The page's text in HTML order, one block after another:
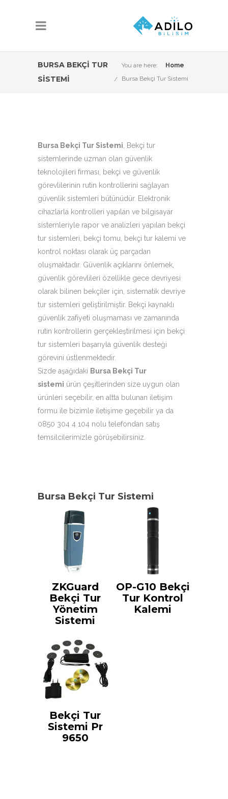
BURSA BEKÇI TUR
SISTEMI
You are here:
Home
Bursa Bekçi Tur Sistemi
Bursa Bekçi Tur Sistemi , Bekçi tur
sistemlerinde uzman olan güvenlik
teknolojileri firması, bekçi ve güvenlik
görevlilerinin rutin kontrollerini sağlayan
güvenlik sistemleri bütünüdür. Elektronik
cihazlarla kontrolleri yapılan ve bilgisayar
sistemleriyle rapor ve analizleri yapılan bekçi
tur sistemleri, bekçi tomu, bekçi tur kalemi ve
kontrol noktası olarak üç parçadan
oluşmaktadır. Güvenlik açıklarını önlemek,
güvenlik görevlileri özellikle gece devriyesi
olarak bilinen bekçiler için, sistematik devriye
tur sistemleri geliştirilmiştir. Bekçi kaynaklı
güvenlik zafiyeti oluşmaması ve zamanında
rutin kontrollerin gerçekleştirilmesi için bekçi
tur sistemleri başarıyla güvenlik desteği
görevini üstlenmektedir.
Sizde aşağıdaki Bursa Bekçi Tur
sistemi ürün çeşitlerinden size uygun olan
ürünleri seçebilir, en altta bulunan iletişim
formu ile bizimle iletişime geçebilir ya da
0850 304 4 104 nolu telefondan satış
temsilcilerimizle görüşebilirsiniz.
Bursa Bekçi Tur Sistemi
ZKGuard
Bekçi Tur
Yönetim
Sistemi
OP-G10 Bekçi
Tur Kontrol
Kalemi
Bekçi Tur
Sistemi Pr
9650